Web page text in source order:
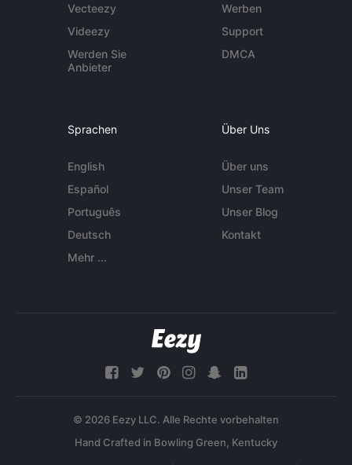
Vecteezy
Videezy
Werden Sie
Anbieter
Werben
Support
DMCA
Sprachen
English
Español
Português
Deutsch
Mehr ...
Über Uns
Über uns
Unser Team
Unser Blog
Kontakt
© 2026 Eezy LLC. Alle Rechte vorbehalten